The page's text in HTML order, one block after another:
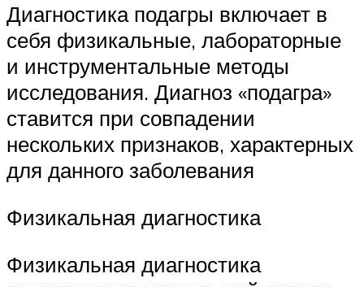
Диагностика подагры включает в
себя физикальные, лабораторные
и инструментальные методы
исследования. Диагноз «подагра»
ставится при совпадении
нескольких признаков, характерных
для данного заболевания
Физикальная диагностика
Физикальная диагностика